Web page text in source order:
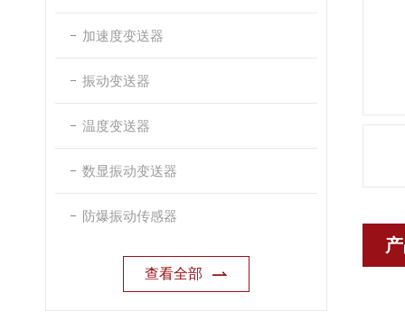
加速度变送器
振动变送器
温度变送器
数显振动变送器
防爆振动传感器
查看全部